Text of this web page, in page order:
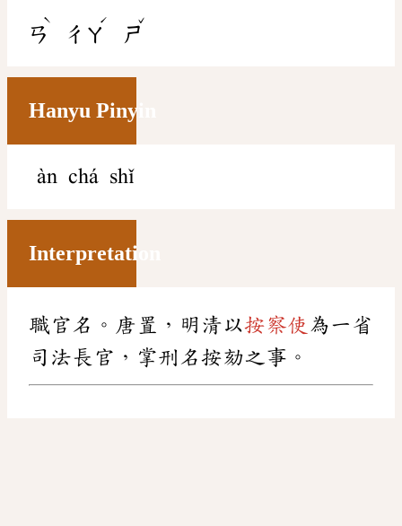
ㄢ
ˋ
ㄔㄚ
ˊ
ㄕ
ˇ
Hanyu Pinyin
àn chá shǐ
Interpretation
職官名。唐置，明清以按察使 為一省
司法長官，掌刑名按劾之事。